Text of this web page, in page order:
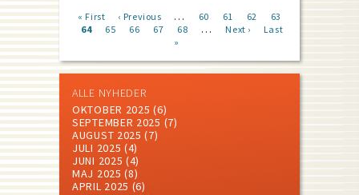
Pagination
First
page
« First
Previous
page
‹ Previous … Page
60 Page
61 Page
62 Page
63
Current
64 Page
65 Page
66 Page
67 Page
68 …
Next
Next ›
Last
Last
»
ALLE NYHEDER
OKTOBER 2025 (6)
SEPTEMBER 2025 (7)
AUGUST 2025 (7)
JULI 2025 (4)
JUNI 2025 (4)
MAJ 2025 (8)
APRIL 2025 (6)